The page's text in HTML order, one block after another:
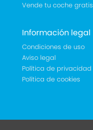
Vende tu coche gratis
Información legal
Condiciones de uso
Aviso legal
Política de privacidad
Política de cookies